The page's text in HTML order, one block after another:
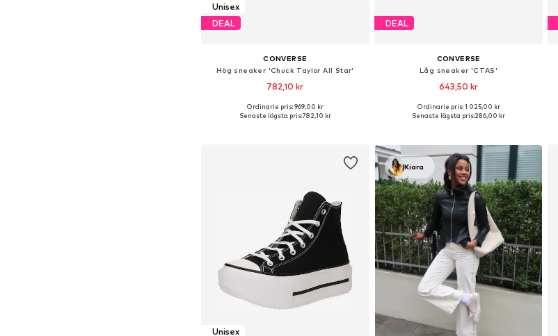
Unisex
DEAL
CONVERSE
Hög sneaker 'Chuck Taylor All Star'
782,10 kr
Tillgänglig i många storlekar
Ordinarie pris: 969,00 kr
Senaste lägsta pris:782,10 kr
DEAL
CONVERSE
Låg sneaker 'CTAS'
643,50 kr
Tillgänglig i många storlekar
Ordinarie pris: 1 025,00 kr
Senaste lägsta pris:286,00 kr
Unisex
Kiara